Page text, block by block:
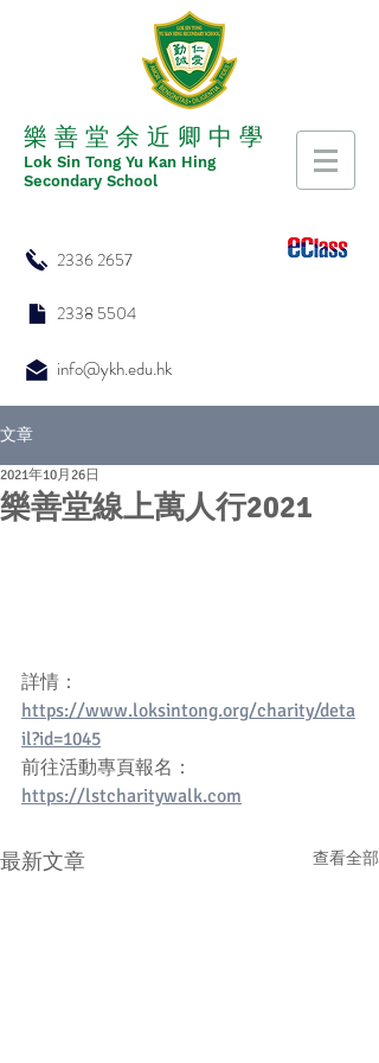
​​樂 善 堂 余 近 卿 中 學
​​Lok Sin Tong Yu Kan Hing
Secondary School
2336 2657
2338 5504
info@ykh.edu.hk
文章
樂善堂線上萬人行2021
2021年10月26日
詳情：
https://www.loksintong.org/charity/deta
il?id=1045
前往活動專頁報名：
https://lstcharitywalk.com
最新文章 查看全部